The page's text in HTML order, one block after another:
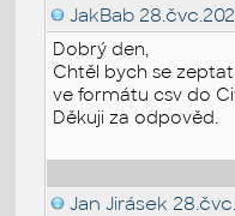
JakBab
Dobrý den,
Chtěl bych se
ve formátu csv do
Děkuji za odpověd.
Jan Jirásek